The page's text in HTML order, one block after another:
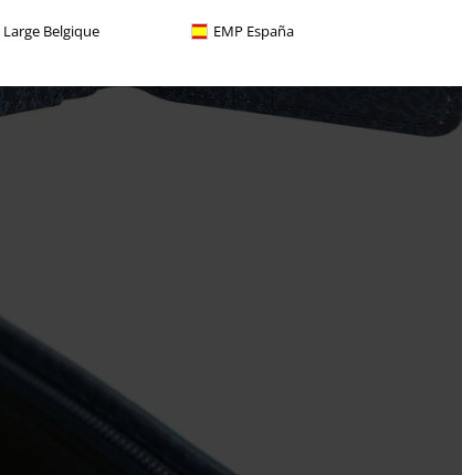
Large Belgique EMP España